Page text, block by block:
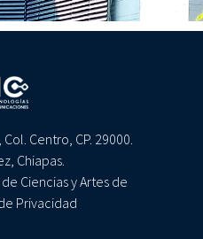
Centro, CP. 29000.
Chiapas.
Ciencias y Artes de
Privacidad